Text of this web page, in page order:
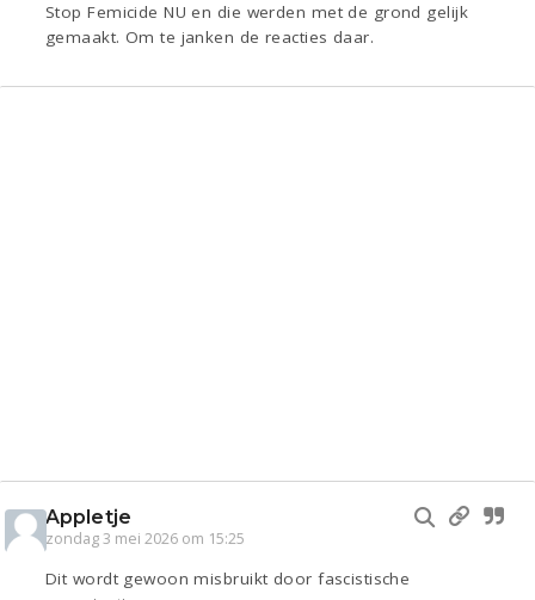
Stop Femicide NU en die werden met de grond gelijk
gemaakt. Om te janken de reacties daar.
Appletje
zondag 3 mei 2026 om 15:25
Dit wordt gewoon misbruikt door fascistische